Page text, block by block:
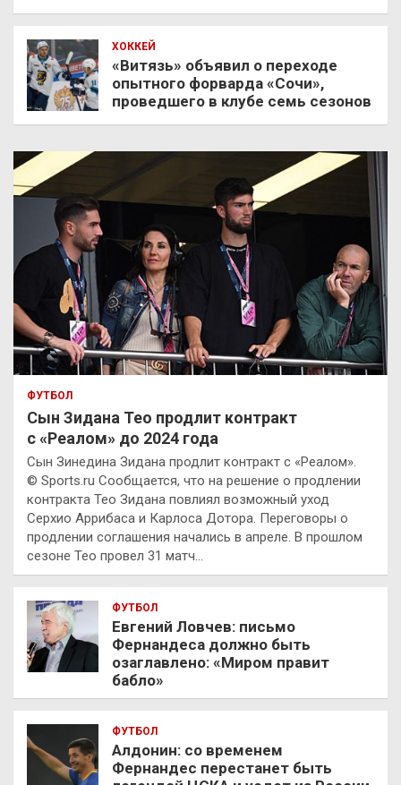
ХОККЕЙ
«Витязь» объявил о переходе
опытного форварда «Сочи»,
проведшего в клубе семь сезонов
ФУТБОЛ
Сын Зидана Тео продлит контракт
с «Реалом» до 2024 года
Сын Зинедина Зидана продлит контракт с «Реалом».
© Sports.ru Сообщается, что на решение о продлении
контракта Тео Зидана повлиял возможный уход
Серхио Аррибаса и Карлоса Дотора. Переговоры о
продлении соглашения начались в апреле. В прошлом
сезоне Тео провел 31 матч…
ФУТБОЛ
Евгений Ловчев: письмо
Фернандеса должно быть
озаглавлено: «Миром правит
бабло»
ФУТБОЛ
Алдонин: со временем
Фернандес перестанет быть